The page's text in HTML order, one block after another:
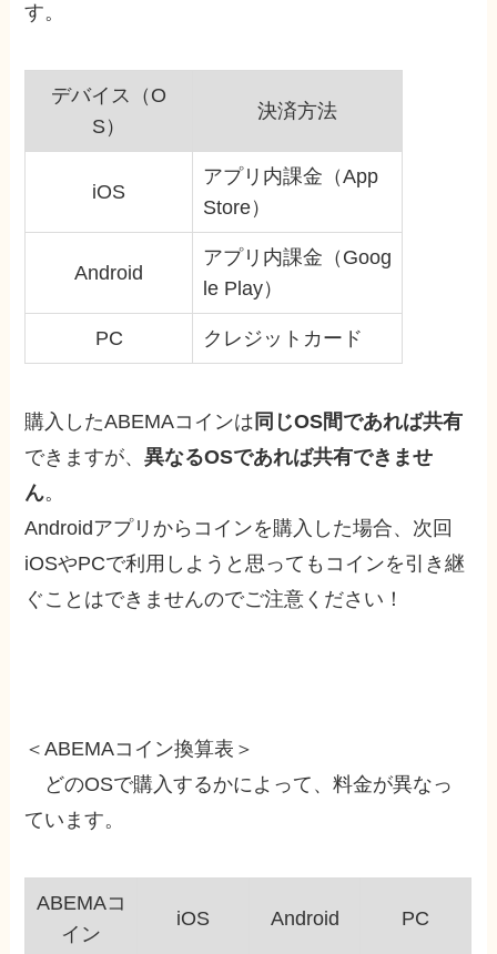
す。
デバイス（O
S）
決済方法
iOS
アプリ内課金（App
Store）
Android
アプリ内課金（Goog
le Play）
PC クレジットカード
購入したABEMAコインは 同じOS間であれば共有
できますが、異なるOSであれば共有できませ
ん。
Androidアプリからコインを購入した場合、次回
iOSやPCで利用しようと思ってもコインを引き継
ぐことはできませんのでご注意ください！
＜ABEMAコイン換算表＞
どのOSで購入するかによって、料金が異なっ
ています。
ABEMAコ
イン
iOS Android PC